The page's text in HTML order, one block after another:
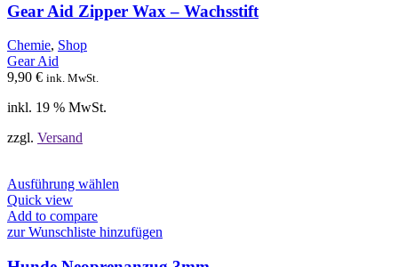
Gear Aid Zipper Wax – Wachsstift
Chemie, Shop
Gear Aid
9,90 € ink. MwSt.
inkl. 19 % MwSt.
zzgl. Versand
Ausführung wählen
mehrere
auf.
Quick view
Add to compare
zur Wunschliste hinzufügen